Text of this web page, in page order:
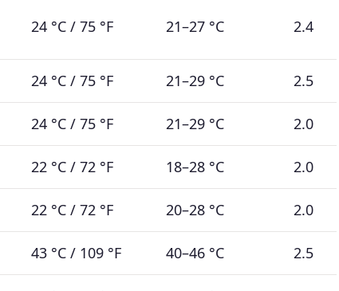
24 °C / 75 °F 21–27 °C 2.4
24 °C / 75 °F 21–29 °C 2.5
24 °C / 75 °F 21–29 °C 2.0
22 °C / 72 °F 18–28 °C 2.0
22 °C / 72 °F 20–28 °C 2.0
43 °C / 109 °F 40–46 °C 2.5